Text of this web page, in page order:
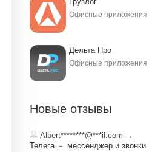
Офисные приложения
Дельта Про
Офисные приложения
Новые отзывы
Albert********@***il.com →
Телега － мессенджер и звонки